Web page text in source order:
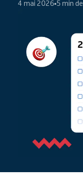
4 mai 2026 5 min